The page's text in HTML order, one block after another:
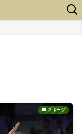
スポーツ